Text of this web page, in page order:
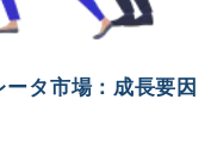
タ市場：成長要因